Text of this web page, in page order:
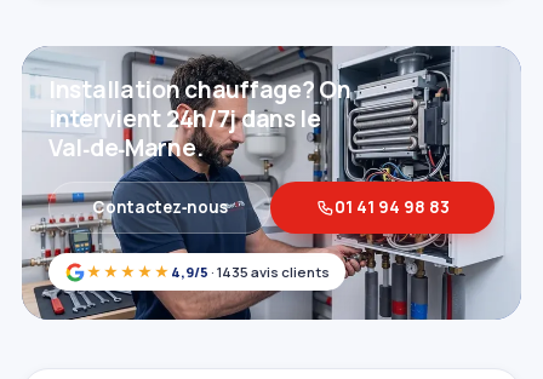
★★★★★ 4,9/5 · 1435 avis clients
Installation chauffage? On
intervient 24h/7j dans le
Val‑de‑Marne.
Contactez‑nous 01 41 94 98 83